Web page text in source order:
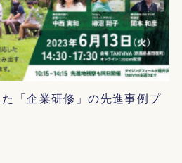
「企業研修」の先進事例プ